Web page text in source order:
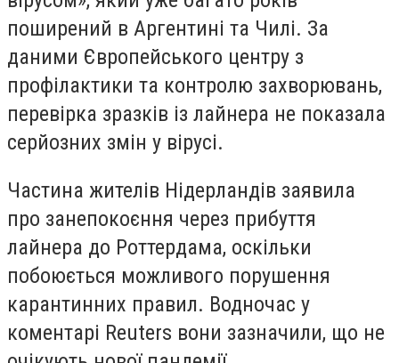
поширений в Аргентині та Чилі. За
даними Європейського центру з
профілактики та контролю захворювань,
перевірка зразків із лайнера не показала
серйозних змін у вірусі.
Частина жителів Нідерландів заявила
про занепокоєння через прибуття
лайнера до Роттердама, оскільки
побоюється можливого порушення
карантинних правил. Водночас у
коментарі Reuters вони зазначили, що не